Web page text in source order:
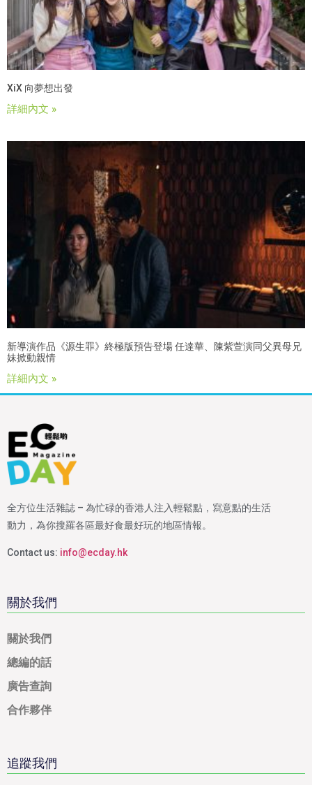
XiX 向夢想出發
詳細內文 »
新導演作品《源生罪》終極版預告登場 任達華、陳紫萱演同父異母兄
妹掀動親情
詳細內文 »
全方位生活雜誌 – 為忙碌的香港人注入輕鬆點，寫意點的生活
動力，為你搜羅各區最好食最好玩的地區情報。
Contact us: info@ecday.hk
關於我們
關於我們
總編的話
廣告查詢
合作夥伴
追蹤我們